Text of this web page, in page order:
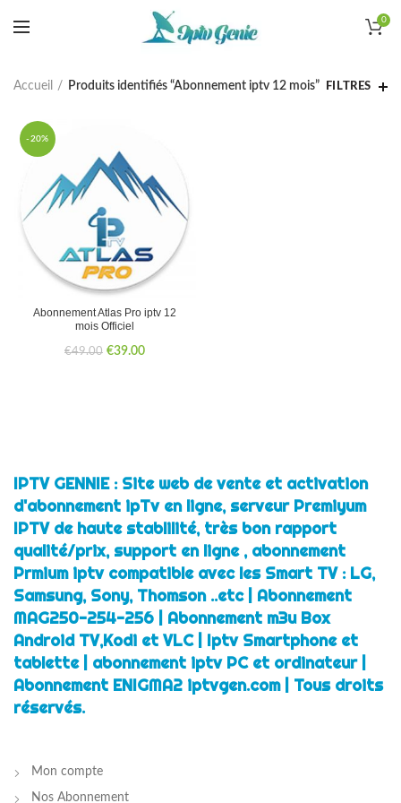
0
Accueil Produits identifiés “Abonnement iptv 12 mois” FILTRES
-20%
Abonnement Atlas Pro iptv 12
mois Officiel
€49.00 Le
€39.00Le
IPTV GENNIE : Site web de vente et activation
d'abonnement ipTv en ligne, serveur Premiyum
IPTV de haute stablilité, très bon rapport
qualité/prix, support en ligne , abonnement
Prmium iptv compatible avec les Smart TV : LG,
Samsung, Sony, Thomson ..etc | Abonnement
MAG250-254-256 | Abonnement m3u Box
Android TV,Kodi et VLC | Iptv Smartphone et
tablette | abonnement iptv PC et ordinateur |
Abonnement ENIGMA2 iptvgen.com | Tous droits
réservés.
Mon compte
Nos Abonnement